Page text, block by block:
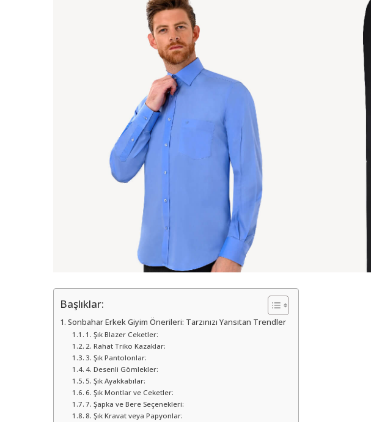
Başlıklar:
Sonbahar Erkek Giyim Önerileri: Tarzınızı Yansıtan Trendler
1. Şık Blazer Ceketler:
2. Rahat Triko Kazaklar:
3. Şık Pantolonlar:
4. Desenli Gömlekler:
5. Şık Ayakkabılar:
6. Şık Montlar ve Ceketler:
7. Şapka ve Bere Seçenekleri:
8. Şık Kravat veya Papyonlar: